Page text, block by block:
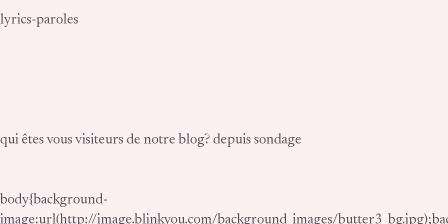
lyrics-paroles
qui êtes vous visiteurs de notre blog? depuis sondage
body{background-
image:url(http://image.blinkyou.com/background_images/